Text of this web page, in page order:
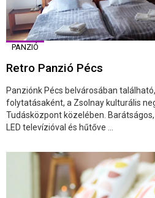
PANZIÓ
Retro Panzió Pécs
Panziónk Pécs belvárosában
folytatásaként, a Zsolnay kulturális
Tudásközpont közelében.
LED televízióval és hűtőve ...